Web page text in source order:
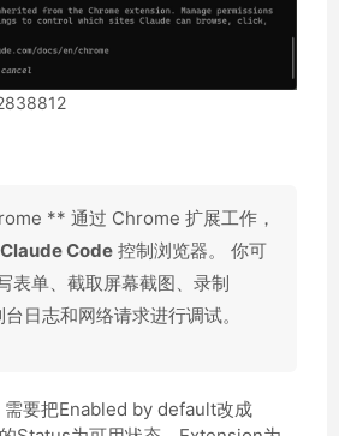
** 通过 Chrome 扩展工作，
Claude Code 控制浏览器。 你可
表单、截取屏幕截图、录制
日志和网络请求进行调试。
需要把Enabled by default改成